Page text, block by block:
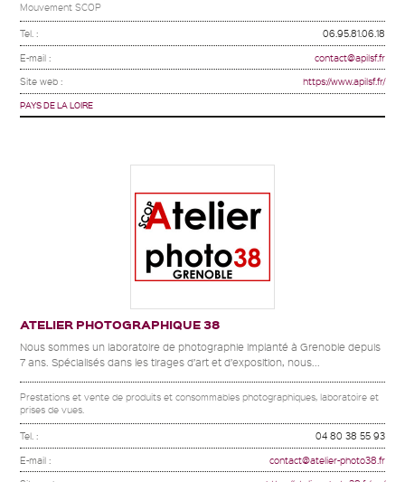
Mouvement SCOP
Tel. : 06.95.81.06.18
E-mail : contact@apilsf.fr
Site web : https://www.apilsf.fr/
PAYS DE LA LOIRE
ATELIER PHOTOGRAPHIQUE 38
Nous sommes un laboratoire de photographie implanté à Grenoble depuis
7 ans. Spécialisés dans les tirages d’art et d’exposition, nous...
Prestations et vente de produits et consommables photographiques, laboratoire et
prises de vues.
Tel. : 04 80 38 55 93
E-mail : contact@atelier-photo38.fr